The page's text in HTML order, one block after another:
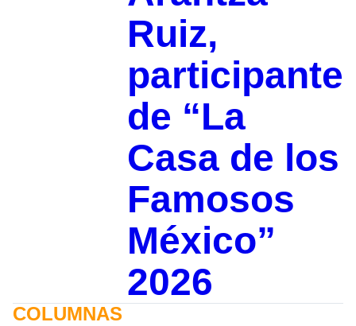
Ruiz,
participante
de “La
Casa de los
Famosos
México”
2026
COLUMNAS